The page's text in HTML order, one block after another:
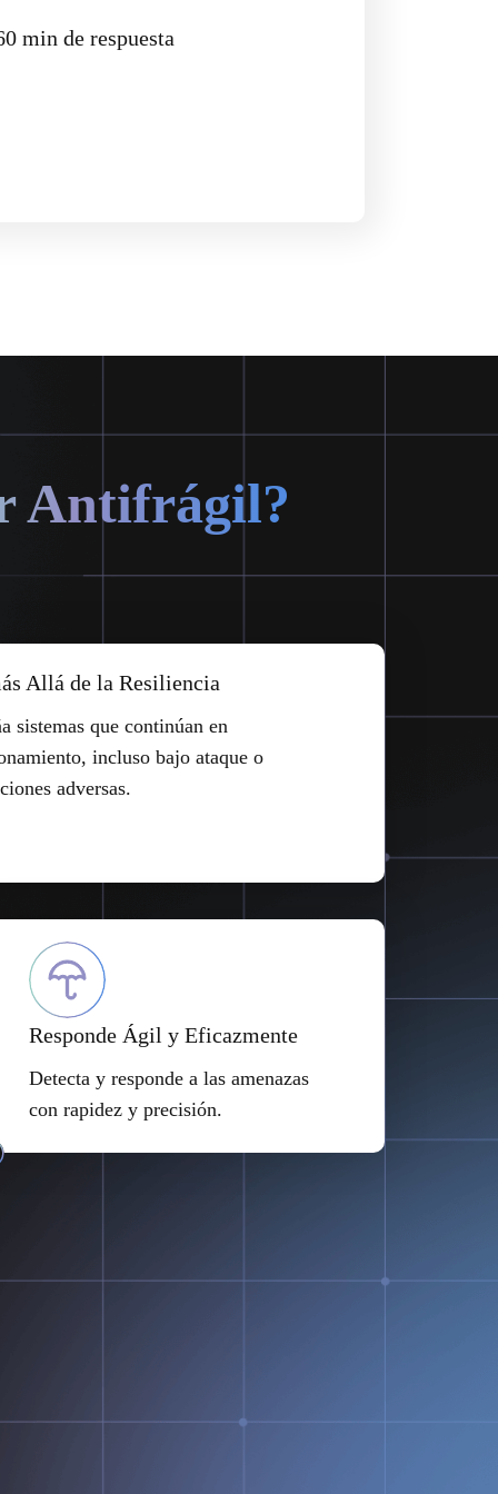
min de respuesta
Antifrágil?
Allá de la Resiliencia
sistemas que continúan en
incluso bajo ataque o
adversas.
Responde Ágil y Eficazmente
Detecta y responde a las amenazas
con rapidez y precisión.